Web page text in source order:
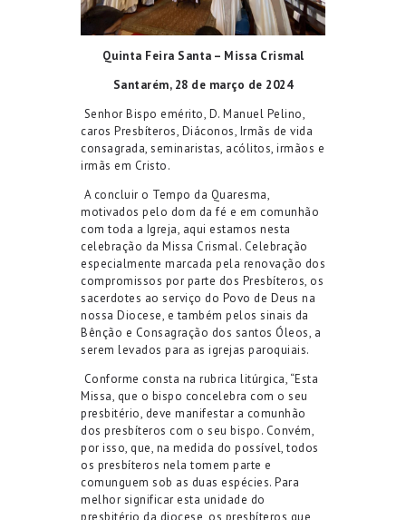
Quinta Feira Santa – Missa Crismal
Santarém, 28 de março de 2024
Senhor Bispo emérito, D. Manuel Pelino,
caros Presbíteros, Diáconos, Irmãs de vida
consagrada, seminaristas, acólitos, irmãos e
irmãs em Cristo.
A concluir o Tempo da Quaresma,
motivados pelo dom da fé e em comunhão
com toda a Igreja, aqui estamos nesta
celebração da Missa Crismal. Celebração
especialmente marcada pela renovação dos
compromissos por parte dos Presbíteros, os
sacerdotes ao serviço do Povo de Deus na
nossa Diocese, e também pelos sinais da
Bênção e Consagração dos santos Óleos, a
serem levados para as igrejas paroquiais.
Conforme consta na rubrica litúrgica, “Esta
Missa, que o bispo concelebra com o seu
presbitério, deve manifestar a comunhão
dos presbíteros com o seu bispo. Convém,
por isso, que, na medida do possível, todos
os presbíteros nela tomem parte e
comunguem sob as duas espécies. Para
melhor significar esta unidade do
presbitério da diocese, os presbíteros que